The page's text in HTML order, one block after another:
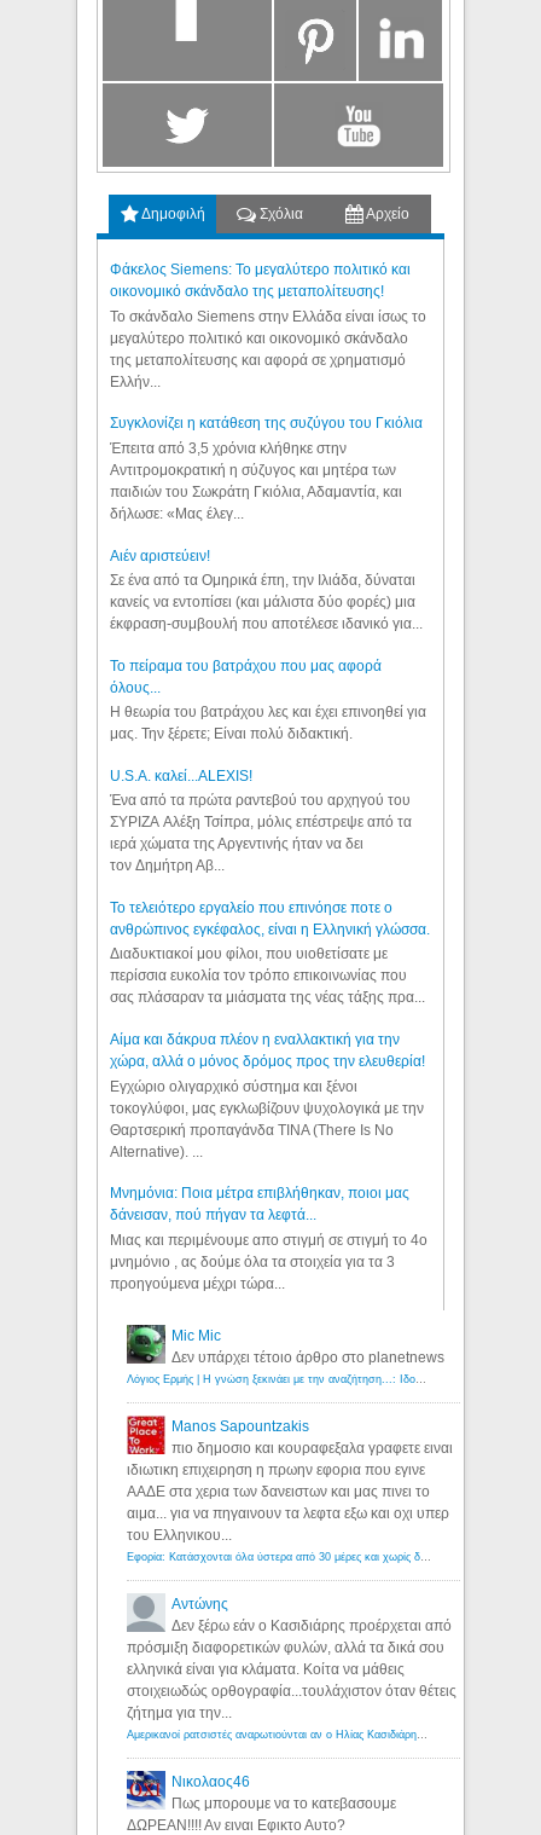
Δημοφιλή Σχόλια Αρχείο
Φάκελος Siemens: Το μεγαλύτερο πολιτικό και
οικονομικό σκάνδαλο της μεταπολίτευσης!
Το σκάνδαλο Siemens στην Ελλάδα είναι ίσως το
μεγαλύτερο πολιτικό και οικονομικό σκάνδαλο
της μεταπολίτευσης και αφορά σε χρηματισμό
Ελλήν...
Συγκλονίζει η κατάθεση της συζύγου του Γκιόλια
Έπειτα από 3,5 χρόνια κλήθηκε στην
Αντιτρομοκρατική η σύζυγος και μητέρα των
παιδιών του Σωκράτη Γκιόλια, Αδαμαντία, και
δήλωσε: «Μας έλεγ...
Aιέν αριστεύειν!
Σε ένα από τα Ομηρικά έπη, την Ιλιάδα, δύναται
κανείς να εντοπίσει (και μάλιστα δύο φορές) μια
έκφραση-συμβουλή που αποτέλεσε ιδανικό για...
Το πείραμα του βατράχου που μας αφορά
όλους...
Η θεωρία του βατράχου λες και έχει επινοηθεί για
μας. Την ξέρετε; Είναι πολύ διδακτική.
U.S.A. καλεί...ALEXIS!
Ένα από τα πρώτα ραντεβού του αρχηγού του
ΣΥΡΙΖΑ Αλέξη Τσίπρα, μόλις επέστρεψε από τα
ιερά χώματα της Αργεντινής ήταν να δει
τον Δημήτρη Αβ...
Το τελειότερο εργαλείο που επινόησε ποτε ο
ανθρώπινος εγκέφαλος, είναι η Ελληνική γλώσσα.
Διαδυκτιακοί μου φίλοι, που υιοθετίσατε με
περίσσια ευκολία τον τρόπο επικοινωνίας που
σας πλάσαραν τα μιάσματα της νέας τάξης πρα...
Αίμα και δάκρυα πλέον η εναλλακτική για την
χώρα, αλλά ο μόνος δρόμος προς την ελευθερία!
Εγχώριο ολιγαρχικό σύστημα και ξένοι
τοκογλύφοι, μας εγκλωβίζουν ψυχολογικά με την
Θαρτσερική προπαγάνδα TINA (There Is No
Alternative). ...
Μνημόνια: Ποια μέτρα επιβλήθηκαν, ποιοι μας
δάνεισαν, πού πήγαν τα λεφτά...
Μιας και περιμένουμε απο στιγμή σε στιγμή το 4ο
μνημόνιο , ας δούμε όλα τα στοιχεία για τα 3
προηγούμενα μέχρι τώρα...
Mic Mic
Δεν υπάρχει τέτοιο άρθρο στο planetnews
Λόγιος Ερμής | Η γνώση ξεκινάει με την αναζήτηση...: Ιδού οι 18 που χρωστούν 11 δις ευρώ!
Manos Sapountzakis
πιο δημοσιο και κουραφεξαλα γραφετε ειναι
ιδιωτικη επιχειρηση η πρωην εφορια που εγινε
ΑΑΔΕ στα χερια των δανειστων και μας πινει το
αιμα... για να πηγαινουν τα λεφτα εξω και οχι υπερ
του Ελληνικου...
Εφορία: Κατάσχονται όλα ύστερα από 30 μέρες και χωρίς δικαστικές αποφάσεις - Λόγιος Ερμής
Αντώνης
Δεν ξέρω εάν ο Κασιδιάρης προέρχεται από
πρόσμιξη διαφορετικών φυλών, αλλά τα δικά σου
ελληνικά είναι για κλάματα. Κοίτα να μάθεις
στοιχειωδώς ορθογραφία...τουλάχιστον όταν θέτεις
ζήτημα για την...
Αμερικανοί ρατσιστές αναρωτιούνται αν ο Ηλίας Κασιδιάρης ανήκει στη λευκή φυλή... - Λόγιος Ερμής
Νικολαος46
Πως μπορουμε να το κατεβασουμε
ΔΩΡΕΑΝ!!!! Αν ειναι Εφικτο Αυτο?